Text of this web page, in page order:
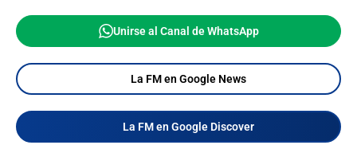
Unirse al Canal de WhatsApp
La FM en Google News
La FM en Google Discover